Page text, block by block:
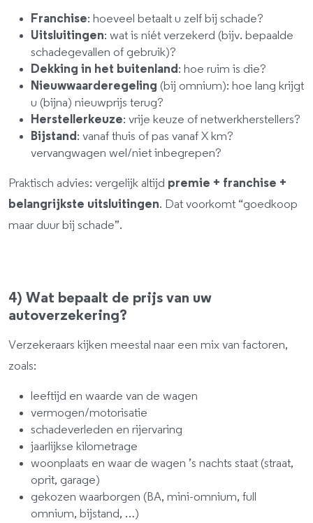
Franchise: hoeveel betaalt u zelf bij schade?
Uitsluitingen: wat is níét verzekerd (bijv. bepaalde
schadegevallen of gebruik)?
Dekking in het buitenland : hoe ruim is die?
Nieuwwaarderegeling (bij omnium): hoe lang krijgt
u (bijna) nieuwprijs terug?
Herstellerkeuze: vrije keuze of netwerkherstellers?
Bijstand : vanaf thuis of pas vanaf X km?
vervangwagen wel/niet inbegrepen?
Praktisch advies: vergelijk altijd premie + franchise +
belangrijkste uitsluitingen. Dat voorkomt “goedkoop
maar duur bij schade”.
4) Wat bepaalt de prijs van uw
autoverzekering?
Verzekeraars kijken meestal naar een mix van factoren,
zoals:
leeftijd en waarde van de wagen
vermogen/motorisatie
schadeverleden en rijervaring
jaarlijkse kilometrage
woonplaats en waar de wagen ’s nachts staat (straat,
oprit, garage)
gekozen waarborgen (BA, mini-omnium, full
omnium, bijstand, …)